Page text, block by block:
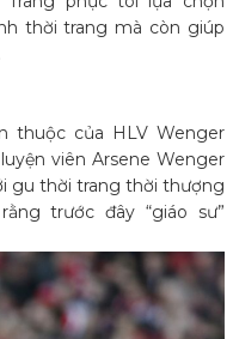
thời trang mà còn giúp
thuộc của HLV Wenger
viên Arsene Wenger
gu thời trang thời thượng
trước đây “giáo sư”